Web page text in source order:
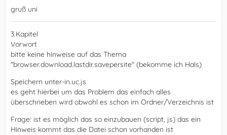
gruß uni
3.Kapitel
Vorwort
bitte keine hinweise auf das Thema
"browser.download.lastdir.savepersite" (bekomme ich Hals)
Speichern unter-in.uc.js
es geht hierbei um das Problem das einfach alles
überschrieben wird obwohl es schon im Ordner/Verzeichnis ist
Frage: ist es möglich das so einzubauen (script, js) das ein
Hinweis kommt das die Datei schon vorhanden ist